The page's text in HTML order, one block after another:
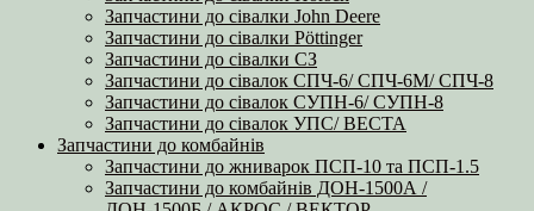
Запчастини до сівалки John Deere
Запчастини до сівалки Pöttinger
Запчастини до сівалки СЗ
Запчастини до сівалок СПЧ-6/ СПЧ-6М/ СПЧ-8
Запчастини до сівалок СУПН-6/ СУПН-8
Запчастини до сівалок УПС/ ВЕСТА
Запчастини до комбайнів
Запчастини до жниварок ПСП-10 та ПСП-1.5
Запчастини до комбайнів ДОН-1500А /